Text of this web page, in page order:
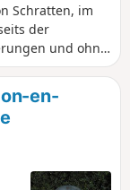
Schratten, im
der
und ohne
sich der Blick
wilden
vom Parkplatz
da es
en-